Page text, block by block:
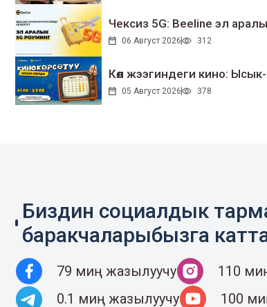
Чексиз 5G: Beeline эл
06 Август 2026 312
Көл жээгиндеги кино: Ысык-
05 Август 2026 378
Биздин социалдык
баракчаларыбызга
79 миң жазылуучу
110
0.1 миң жазылуучу
100